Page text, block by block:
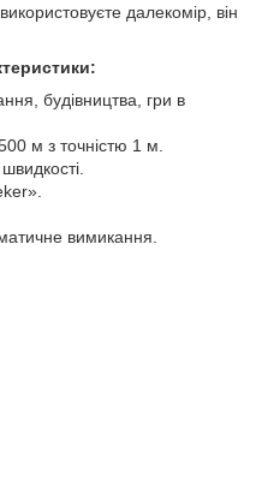
далекомір, він
будівництва, гри в
м з точністю 1 м.
вимикання.